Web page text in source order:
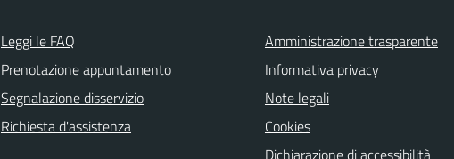
Leggi le FAQ
Prenotazione appuntamento
Segnalazione disservizio
Richiesta d'assistenza
Amministrazione trasparente
Informativa privacy
Note legali
Cookies